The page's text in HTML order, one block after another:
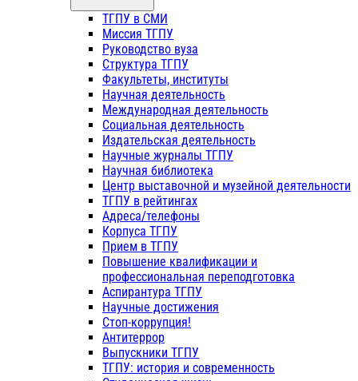
ТГПУ в СМИ
Миссия ТГПУ
Руководство вуза
Структура ТГПУ
Факультеты, институты
Научная деятельность
Международная деятельность
Социальная деятельность
Издательская деятельность
Научные журналы ТГПУ
Научная библиотека
Центр выставочной и музейной деятельности
ТГПУ в рейтингах
Адреса/телефоны
Корпуса ТГПУ
Прием в ТГПУ
Повышение квалификации и
профессиональная переподготовка
Аспирантура ТГПУ
Научные достижения
Стоп-коррупция!
Антитеррор
Выпускники ТГПУ
ТГПУ: история и современность